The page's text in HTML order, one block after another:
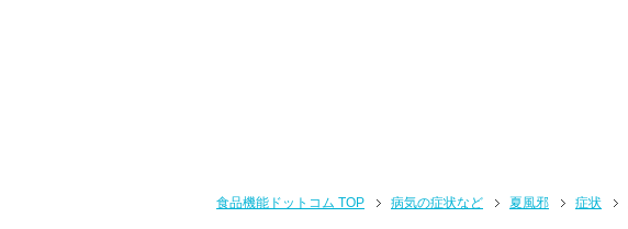
食品機能ドットコム TOP 病気の症状など 夏風邪 症状